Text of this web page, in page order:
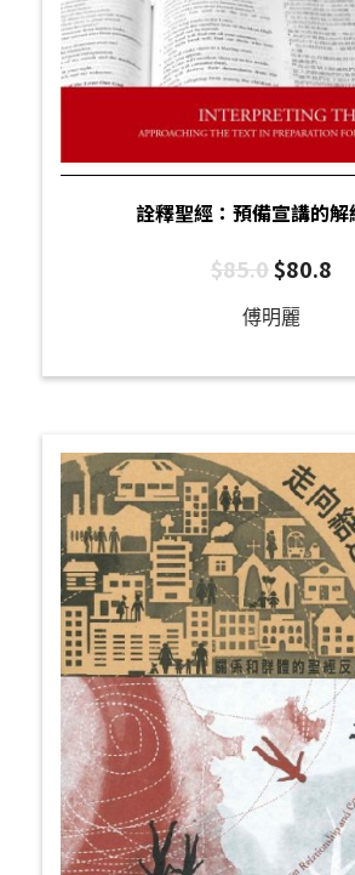
詮釋聖經：預備宣講的解
$85.0$80.8
傅明麗